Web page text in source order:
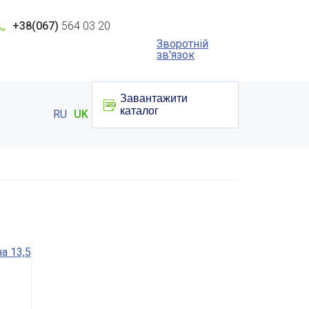
+38(067) 564 03 20
Зворотній
зв'язок
RU UK
Завантажити
каталог